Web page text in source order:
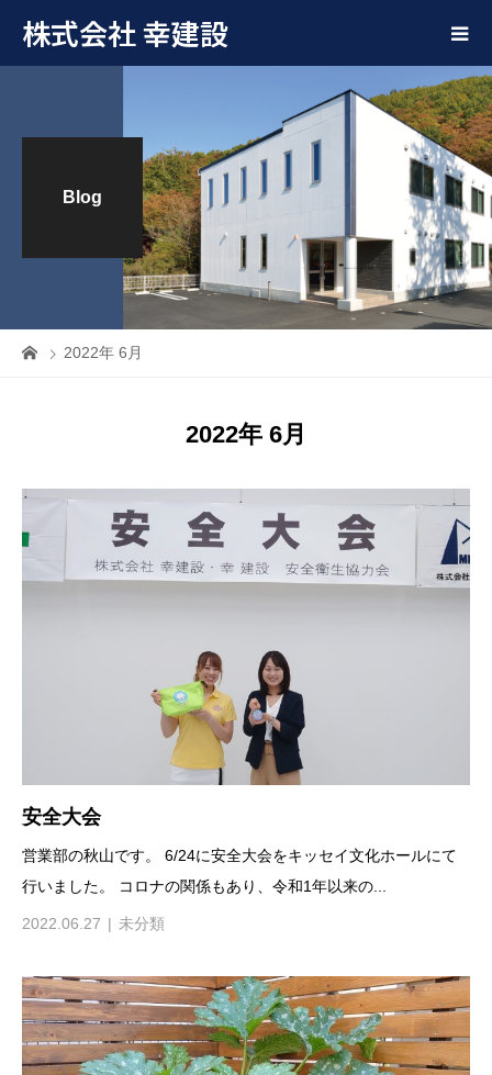
株式会社 幸建設
Blog
2022年 6月
2022年 6月
安全大会
営業部の秋山です。 6/24に安全大会をキッセイ文化ホールにて
行いました。 コロナの関係もあり、令和1年以来の...
2022.06.27 未分類